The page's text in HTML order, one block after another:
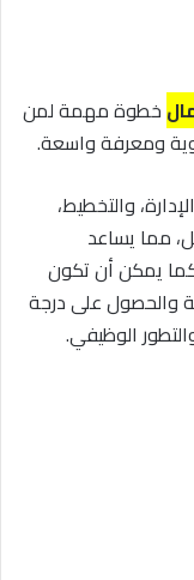
خطوة مهمة لمن
ومعرفة واسعة.
والتخطيط،
مما يساعد
كما يمكن أن تكون
والحصول على درجة
الوظيفي.